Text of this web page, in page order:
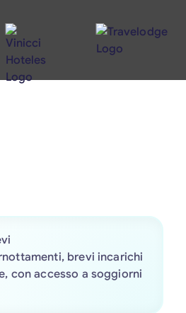
brevi incarichi
con accesso a soggiorni